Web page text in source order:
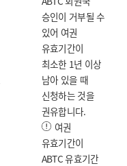
승인이 거부될 수
있어 여권
유효기간이
최소한 1년 이상
남아 있을 때
신청하는 것을
권유합니다.
여권
유효기간이
ABTC 유효기간